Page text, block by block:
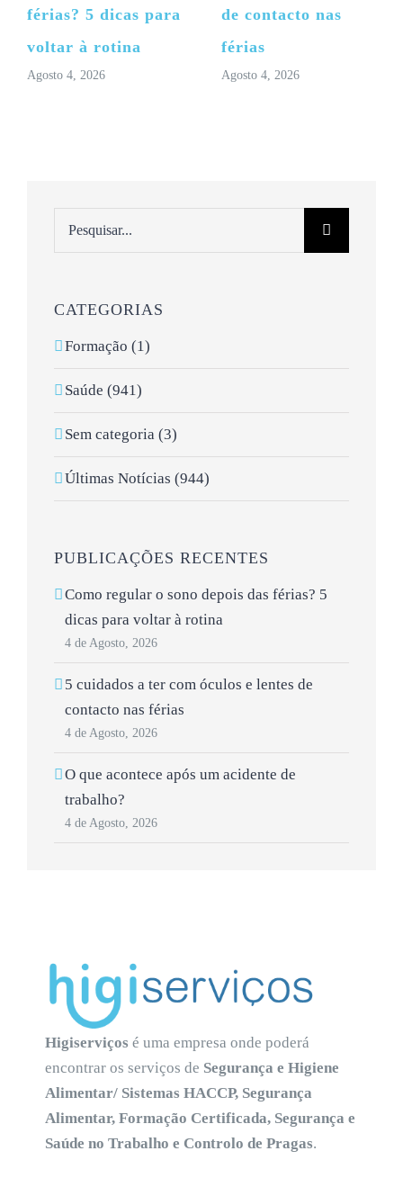
férias? 5 dicas para
voltar à rotina
Agosto 4, 2026
de contacto nas
férias
Agosto 4, 2026
CATEGORIAS
Formação (1)
Saúde (941)
Sem categoria (3)
Últimas Notícias (944)
PUBLICAÇÕES RECENTES
Como regular o sono depois das férias? 5
dicas para voltar à rotina
4 de Agosto, 2026
5 cuidados a ter com óculos e lentes de
contacto nas férias
4 de Agosto, 2026
O que acontece após um acidente de
trabalho?
4 de Agosto, 2026
Higiserviços é uma empresa onde poderá
encontrar os serviços de Segurança e Higiene
Alimentar/ Sistemas HACCP, Segurança
Alimentar, Formação Certificada, Segurança e
Saúde no Trabalho e Controlo de Pragas.